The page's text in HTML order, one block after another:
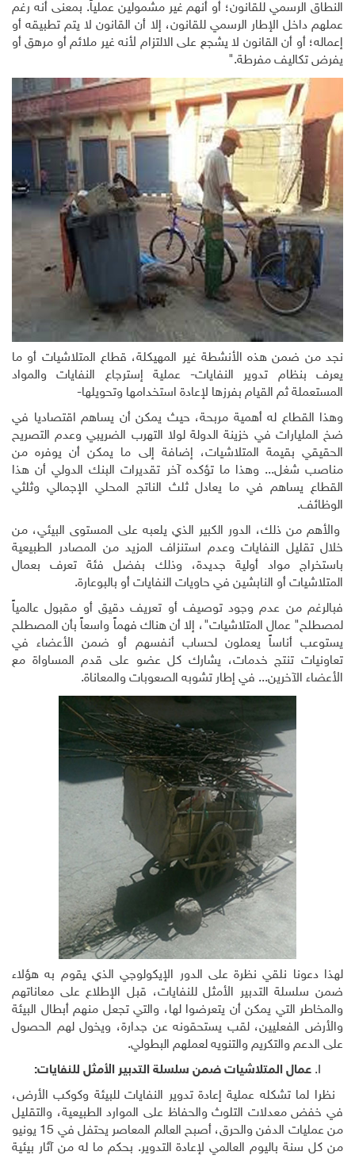
النطاق الرسمي للقانون؛ أو أنهم غير مشمولين عملياً. بمعنى أنه رغم
عملهم داخل الإطار الرسمي للقانون، إلا أن القانون لا يتم تطبيقه أو
إعماله؛ أو أن القانون لا يشجع على الالتزام لأنه غير ملائم أو مرهق أو
يفرض تكاليف مفرطة".
نجد من ضمن هذه الأنشطة غير المهيكلة، قطاع المتلاشيات أو ما
يعرف بنظام تدوير النفايات- عملية إسترجاع النفايات والمواد
المستعملة ثم القيام بفرزها لإعادة استخدامها وتحويلها-
وهذا القطاع له أهمية مربحة، حيث يمكن أن يساهم اقتصاديا في
ضخ المليارات في خزينة الدولة لولا التهرب الضريبي وعدم التصريح
الحقيقي بقيمة المتلاشيات، إضافة إلى ما يمكن أن يوفره من
مناصب شغل... وهذا ما تؤكده آخر تقديرات البنك الدولي أن هذا
القطاع يساهم في ما يعادل ثلث الناتج المحلي الإجمالي وثلثي
الوظائف.
والأهم من ذلك، الدور الكبير الذي يلعبه على المستوى البيئي، من
خلال تقليل النفايات وعدم استنزاف المزيد من المصادر الطبيعية
باستخراج مواد أولية جديدة، وذلك بفضل فئة تعرف بعمال
المتلاشيات أو النابشين في حاويات النفايات أو بالبوعارة.
فبالرغم من عدم وجود توصيف أو تعريف دقيق أو مقبول عالمياً
لمصطلح" عمال المتلاشيات" ، إلا أن هناك فهماً واسعاً بأن المصطلح
يستوعب أناساً يعملون لحساب أنفسهم أو ضمن الأعضاء في
تعاونيات تنتج خدمات، يشارك كل عضو على قدم المساواة مع
الأعضاء الآخرين... في إطار تشوبه الصعوبات والمعاناة.
لهذا دعونا نلقي نظرة على الدور الإيكولوجي الذي يقوم به هؤلاء
ضمن سلسلة التدبير الأمثل للنفايات، قبل الإطلاع على معاناتهم
والمخاطر التي يمكن أن يتعرضوا لها، والتي تجعل منهم أبطال البيئة
والأرض الفعليين، لقب يستحقونه عن جدارة، ويخول لهم الحصول
على الدعم والتكريم والتنويه لعملهم البطولي.
عمال المتلاشيات ضمن سلسلة التدبير الأمثل للنفايات:
نظرا لما تشكله عملية إعادة تدوير النفايات للبيئة وكوكب الأرض،
في خفض معدلات التلوث والحفاظ على الموارد الطبيعية، والتقليل
من عمليات الدفن والحرق، أصبح العالم المعاصر يحتفل في 15 يونيو
من كل سنة باليوم العالمي لإعادة التدوير. بحكم ما له من آثار بيئية